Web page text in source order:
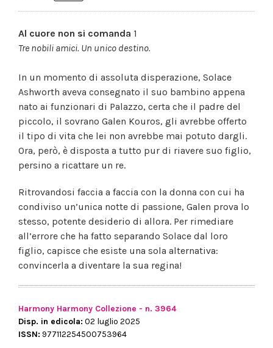
Al cuore non si comanda 1
Tre nobili amici. Un unico destino.
In un momento di assoluta disperazione, Solace
Ashworth aveva consegnato il suo bambino appena
nato ai funzionari di Palazzo, certa che il padre del
piccolo, il sovrano Galen Kouros, gli avrebbe offerto
il tipo di vita che lei non avrebbe mai potuto dargli.
Ora, però, è disposta a tutto pur di riavere suo figlio,
persino a ricattare un re.
Ritrovandosi faccia a faccia con la donna con cui ha
condiviso un’unica notte di passione, Galen prova lo
stesso, potente desiderio di allora. Per rimediare
all’errore che ha fatto separando Solace dal loro
figlio, capisce che esiste una sola alternativa:
convincerla a diventare la sua regina!
Harmony Harmony Collezione - n. 3964
Disp. in edicola: 02 luglio 2025
ISSN: 977112254500753964